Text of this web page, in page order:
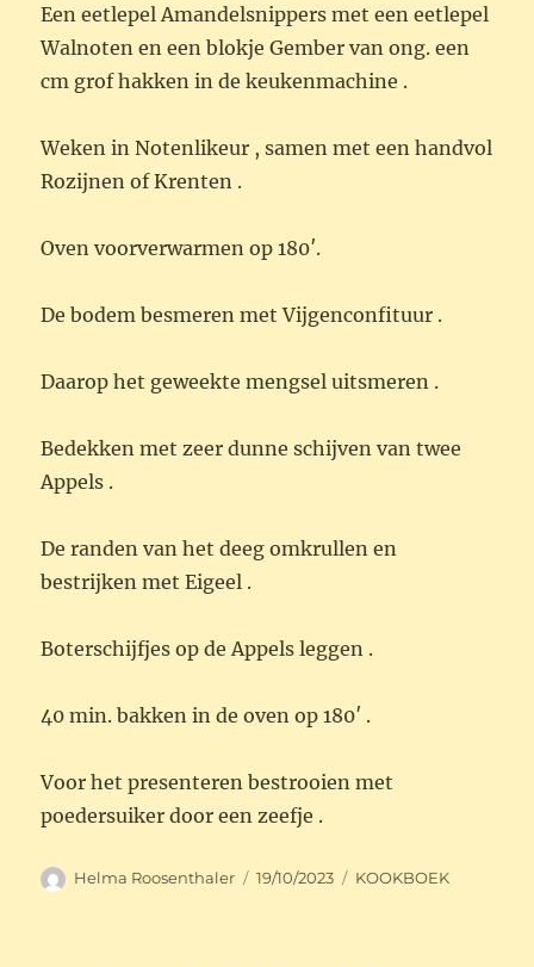
Een eetlepel Amandelsnippers met een eetlepel
Walnoten en een blokje Gember van ong. een
cm grof hakken in de keukenmachine .
Weken in Notenlikeur , samen met een handvol
Rozijnen of Krenten .
Oven voorverwarmen op 180′.
De bodem besmeren met Vijgenconfituur .
Daarop het geweekte mengsel uitsmeren .
Bedekken met zeer dunne schijven van twee
Appels .
De randen van het deeg omkrullen en
bestrijken met Eigeel .
Boterschijfjes op de Appels leggen .
40 min. bakken in de oven op 180′ .
Voor het presenteren bestrooien met
poedersuiker door een zeefje .
Auteur
Helma Roosenthaler
Geplaatst
19/10/2023 Categorieën
KOOKBOEK